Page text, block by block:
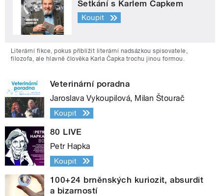
Setkání s Karlem Čapkem
Koupit
Literární fikce, pokus přiblížit literární nadsázkou spisovatele,
filozofa, ale hlavně člověka Karla Čapka trochu jinou formou.
Veterinární poradna
Jaroslava Vykoupilová, Milan Štourač
Koupit
80 LIVE
Petr Hapka
Koupit
100+24 brněnských kuriozit, absurdit
a bizarností